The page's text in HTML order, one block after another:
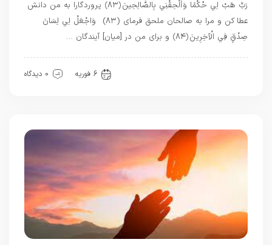
رَبِّ هَبْ لِي حُكْمًا وَأَلْحِقْنِي بِالصَّالِحِينَ ﴿۸۳﴾ پروردگارا به من دانش
عطا كن و مرا به صالحان ملحق فرماى (۸۳) وَاجْعَلْ لِي لِسَانَ
صِدْقٍ فِي الْآخِرِينَ ﴿۸۴﴾ و براى من در [ميان] آيندگان …
6 فوریه 0 دیدگاه